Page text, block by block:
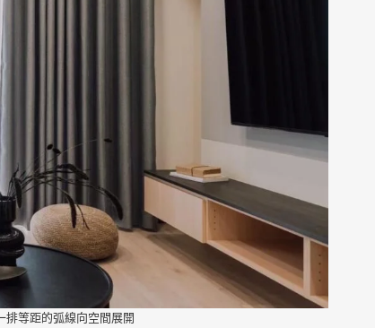
排等距的弧線向空間展開